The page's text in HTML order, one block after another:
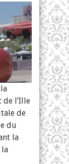
de l’Ille
de
du
la
la